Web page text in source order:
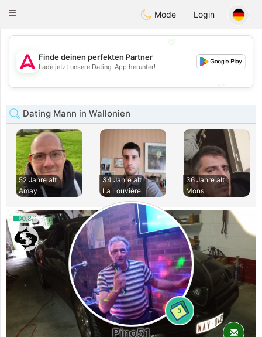
Tantôt
Toggle
Mode Login
💖
💕
Finde deinen perfekten Partner
Lade jetzt unsere Dating-App herunter!
Dating Mann in Wallonien
52 Jahre alt
Amay
34 Jahre alt
La Louvière
36 Jahre alt
Mons
0.8/1
5
Pino51